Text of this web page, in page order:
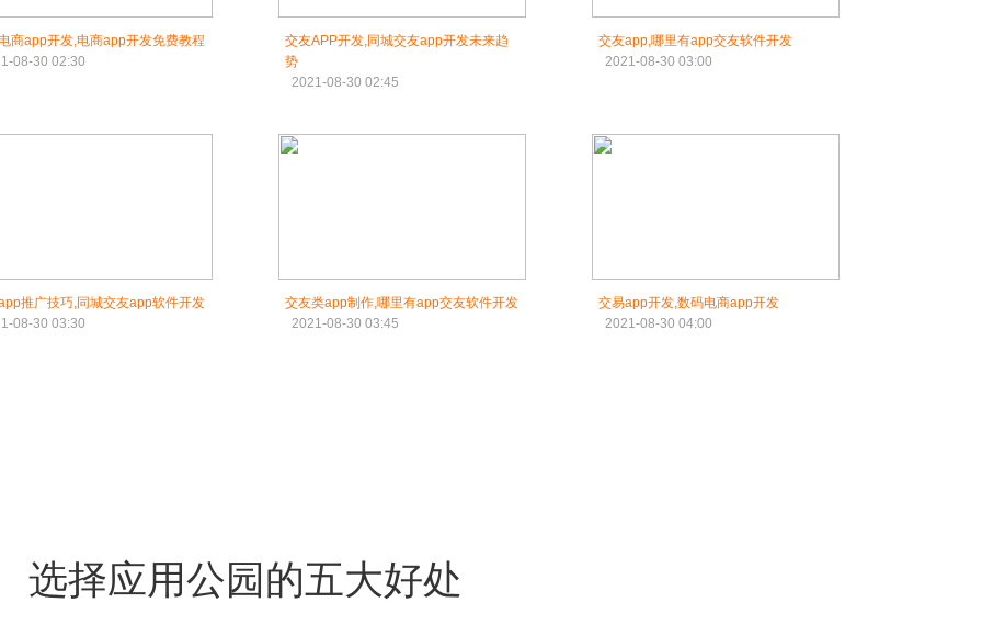
商app开发,电商app开发免费教程
08-30 02:30
交友APP开发,同城交友app开发未来趋
势
2021-08-30 02:45
交友app,哪里有app交友软件开发
2021-08-30 03:00
推广技巧,同城交友app软件开发
08-30 03:30
交友类app制作,哪里有app交友软件开发
2021-08-30 03:45
交易app开发,数码电商app开发
2021-08-30 04:00
选择应用公园的五大好处